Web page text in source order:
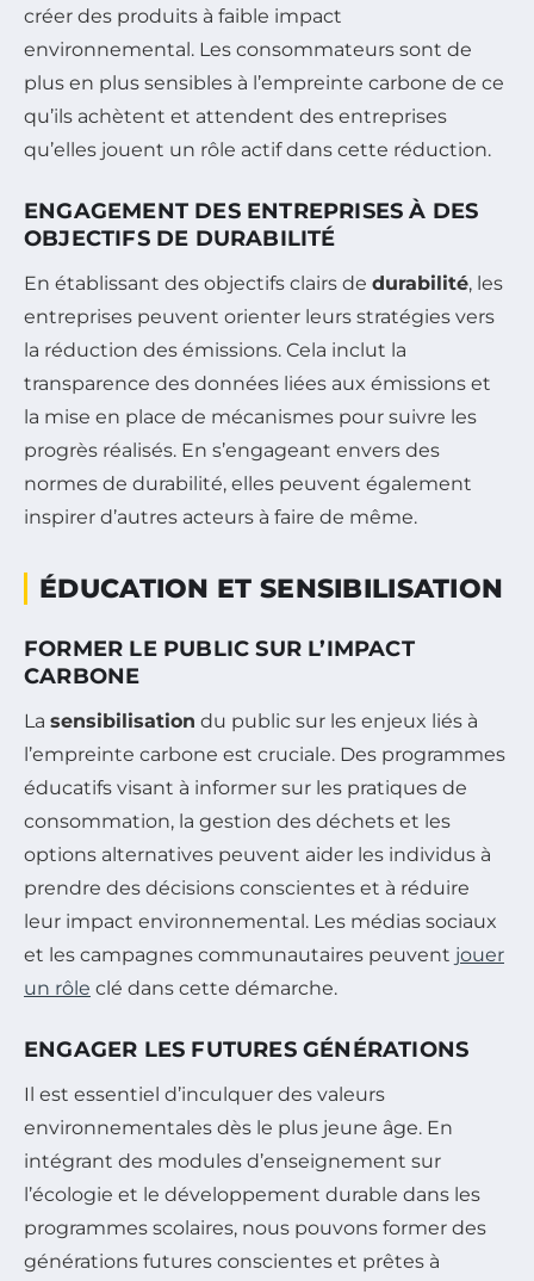
créer des produits à faible impact
environnemental. Les consommateurs sont de
plus en plus sensibles à l’empreinte carbone de ce
qu’ils achètent et attendent des entreprises
qu’elles jouent un rôle actif dans cette réduction.
ENGAGEMENT DES ENTREPRISES À DES
OBJECTIFS DE DURABILITÉ
En établissant des objectifs clairs de durabilité, les
entreprises peuvent orienter leurs stratégies vers
la réduction des émissions. Cela inclut la
transparence des données liées aux émissions et
la mise en place de mécanismes pour suivre les
progrès réalisés. En s’engageant envers des
normes de durabilité, elles peuvent également
inspirer d’autres acteurs à faire de même.
ÉDUCATION ET SENSIBILISATION
FORMER LE PUBLIC SUR L’IMPACT
CARBONE
La sensibilisation du public sur les enjeux liés à
l’empreinte carbone est cruciale. Des programmes
éducatifs visant à informer sur les pratiques de
consommation, la gestion des déchets et les
options alternatives peuvent aider les individus à
prendre des décisions conscientes et à réduire
leur impact environnemental. Les médias sociaux
et les campagnes communautaires peuvent jouer
un rôle clé dans cette démarche.
ENGAGER LES FUTURES GÉNÉRATIONS
Il est essentiel d’inculquer des valeurs
environnementales dès le plus jeune âge. En
intégrant des modules d’enseignement sur
l’écologie et le développement durable dans les
programmes scolaires, nous pouvons former des
générations futures conscientes et prêtes à